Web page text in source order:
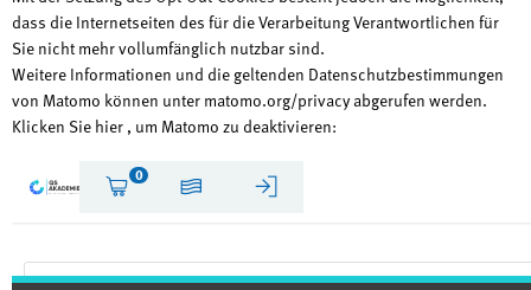
dass die Internetseiten des für die Verarbeitung Verantwortlichen für
Sie nicht mehr vollumfänglich nutzbar sind.
Weitere Informationen und die geltenden Datenschutzbestimmungen
von Matomo können unter matomo.org/privacy abgerufen werden.
Klicken Sie hier , um Matomo zu deaktivieren: